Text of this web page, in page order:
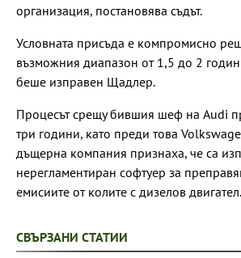
организация, постановява съдът.
Условната присъда е компромисно
възможния диапазон от 1,5 до 2
беше изправен Щадлер.
Процесът срещу бившия шеф на Audi
три години, като преди това
дъщерна компания признаха, че са
нерегламентиран софтуер за
емисиите от колите с дизелов двигател.
СВЪРЗАНИ СТАТИИ